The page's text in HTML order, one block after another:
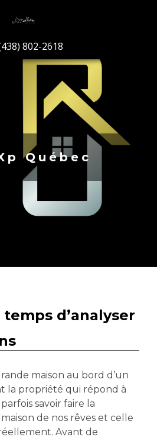
802-2618
Québec
d’analyser
maison au bord d’un
la propriété qui répond à
savoir faire la
de nos rêves et celle
Avant de